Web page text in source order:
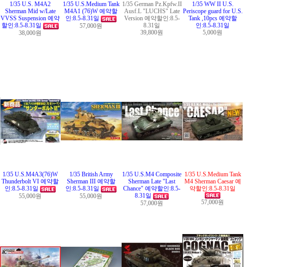
1/35 U.S. M4A2
Sherman Mid w/Late
VVSS Suspension 예약
할인:8.5-8.31일
38,000원
1/35 U.S.Medium Tank
M4A1 (76)W 예약할
인:8.5-8.31일
57,000원
1/35 German Pz.Kpfw.II
Ausf.L "LUCHS" Late
Version 예약할인:8.5-
8.31일
39,800원
1/35 WW II U.S.
Periscope guard for U.S.
Tank ,10pcs 예약할
인:8.5-8.31일
5,000원
1/35 U.S.M4A3(76)W
Thunderbolt VI 예약할
인:8.5-8.31일
55,000원
1/35 British Army
Sherman III 예약할
인:8.5-8.31일
55,000원
1/35 U.S.M4 Composite
Sherman Late "Last
Chance" 예약할인:8.5-
8.31일
57,000원
1/35 U.S.Medium Tank
M4 Sherman Caesar 예
약할인:8.5-8.31일
57,000원